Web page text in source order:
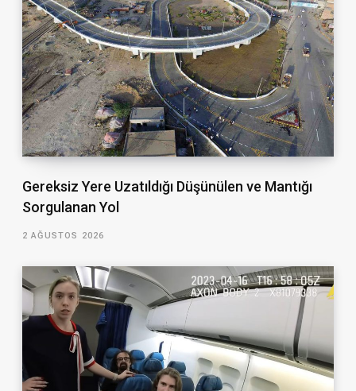
Gereksiz Yere Uzatıldığı Düşünülen ve Mantığı
Sorgulanan Yol
2 AĞUSTOS 2026